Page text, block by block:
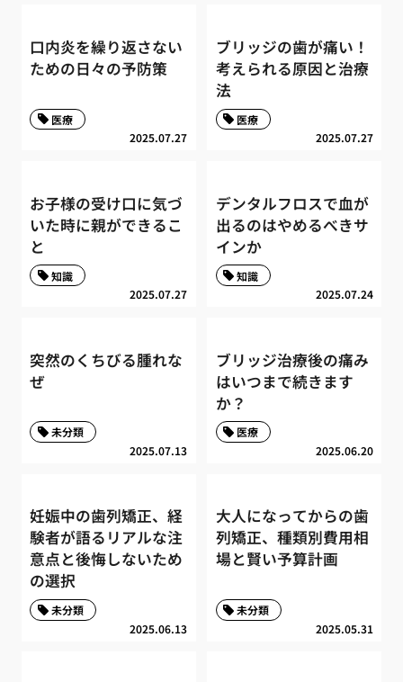
口内炎を繰り返さない
ための日々の予防策
2025.07.27
医療
ブリッジの歯が痛い！
考えられる原因と治療
法
2025.07.27
医療
お子様の受け口に気づ
いた時に親ができるこ
と
2025.07.27
知識
デンタルフロスで血が
出るのはやめるべきサ
インか
2025.07.24
知識
突然のくちびる腫れな
ぜ
2025.07.13
未分類
ブリッジ治療後の痛み
はいつまで続きます
か？
2025.06.20
医療
妊娠中の歯列矯正、経
験者が語るリアルな注
意点と後悔しないため
の選択
2025.06.13
未分類
大人になってからの歯
列矯正、種類別費用相
場と賢い予算計画
2025.05.31
未分類